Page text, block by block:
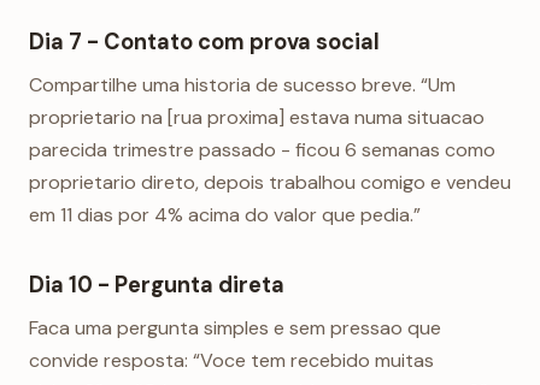
Dia 7 - Contato com prova social
Compartilhe uma historia de sucesso breve. “Um
proprietario na [rua proxima] estava numa situacao
parecida trimestre passado - ficou 6 semanas como
proprietario direto, depois trabalhou comigo e vendeu
em 11 dias por 4% acima do valor que pedia.”
Dia 10 - Pergunta direta
Faca uma pergunta simples e sem pressao que
convide resposta: “Voce tem recebido muitas